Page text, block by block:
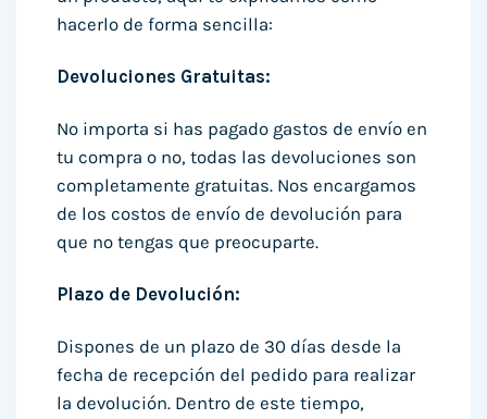
hacerlo de forma sencilla:
Devoluciones Gratuitas:
No importa si has pagado gastos de envío en
tu compra o no, todas las devoluciones son
completamente gratuitas. Nos encargamos
de los costos de envío de devolución para
que no tengas que preocuparte.
Plazo de Devolución:
Dispones de un plazo de 30 días desde la
fecha de recepción del pedido para realizar
la devolución. Dentro de este tiempo,